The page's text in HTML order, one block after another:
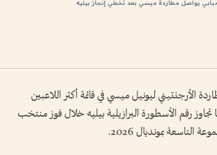
يواصل مطاردة ميسي بعد تخطي إنجاز بيليه
الأرجنتيني ليونيل ميسي في قائمة أكثر اللاعبين
رقم الأسطورة البرازيلية بيليه خلال فوز منتخب